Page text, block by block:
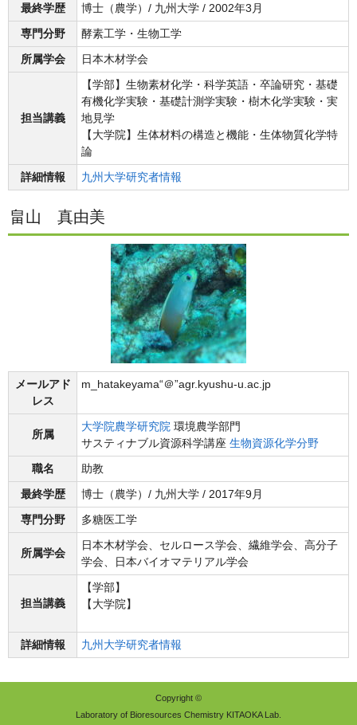
最終学歴
博士（農学）/ 九州大学 / 2002年3月
専門分野
酵素工学・生物工学
所属学会
日本木材学会
担当講義
【学部】生物素材化学・科学英語・卒論研究・基礎
有機化学実験・基礎計測学実験・樹木化学実験・実
地見学
【大学院】生体材料の構造と機能・生体物質化学特
論
詳細情報
九州大学研究者情報
畠山 真由美
メールアド
レス
m_hatakeyama“＠”agr.kyushu-u.ac.jp
所属
大学院農学研究院 環境農学部門
サスティナブル資源科学講座 生物資源化学分野
職名
助教
最終学歴
博士（農学）/ 九州大学 / 2017年9月
専門分野
多糖医工学
所属学会
日本木材学会、セルロース学会、繊維学会、高分子
学会、日本バイオマテリアル学会
担当講義
【学部】
【大学院】
詳細情報 九州大学研究者情報
Copyright ©
Laboratory of Bioresources Chemistry KITAOKA Lab.